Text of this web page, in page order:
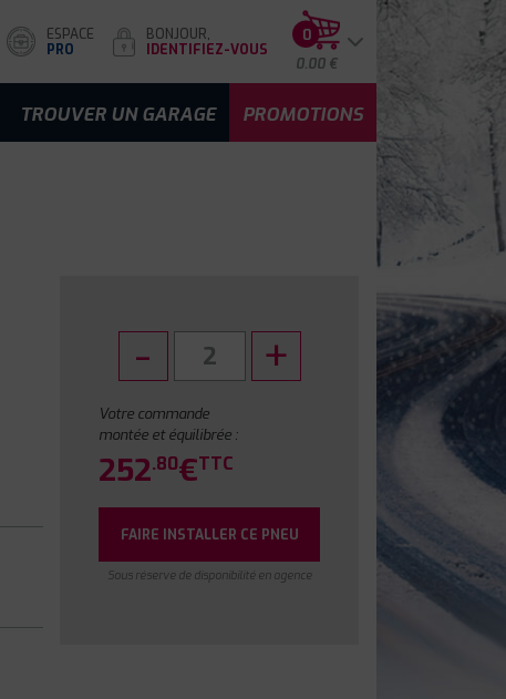
ESPACE
PRO
BONJOUR,
IDENTIFIEZ-VOUS
0
0.00 €
TROUVER UN GARAGE PROMOTIONS
Votre commande
montée et équilibrée :
252.80€TTC
FAIRE INSTALLER CE PNEU
Sous réserve de disponibilité en agence